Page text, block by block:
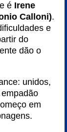
é Irene
Calloni).
e
do
dão o
unidos,
em